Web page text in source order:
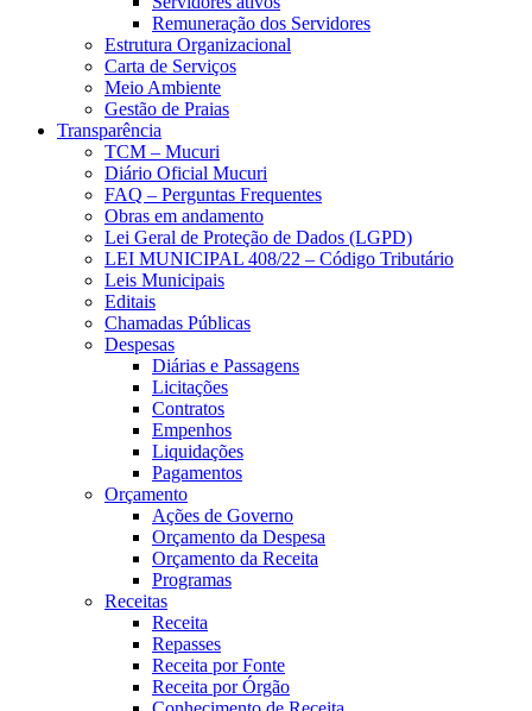
Remuneração dos Servidores
Estrutura Organizacional
Carta de Serviços
Meio Ambiente
Gestão de Praias
Transparência
TCM – Mucuri
Diário Oficial Mucuri
FAQ – Perguntas Frequentes
Obras em andamento
Lei Geral de Proteção de Dados (LGPD)
LEI MUNICIPAL 408/22 – Código Tributário
Leis Municipais
Editais
Chamadas Públicas
Despesas
Diárias e Passagens
Licitações
Contratos
Empenhos
Liquidações
Pagamentos
Orçamento
Ações de Governo
Orçamento da Despesa
Orçamento da Receita
Programas
Receitas
Receita
Repasses
Receita por Fonte
Receita por Órgão